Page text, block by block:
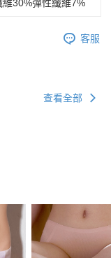
30%彈性纖維7%
客服
查看全部